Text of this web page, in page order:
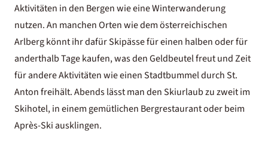
Aktivitäten in den Bergen wie eineWinterwanderung
nutzen. An manchen Orten wie dem österreichischen
Arlberg könnt ihr dafür Skipässe für einen halben oder für
anderthalb Tage kaufen, was den Geldbeutel freut und Zeit
für andere Aktivitäten wie einen Stadtbummel durch St.
Anton freihält. Abends lässt man den Skiurlaub zu zweit im
Skihotel, in einem gemütlichen Bergrestaurant oder beim
Après-Ski ausklingen.